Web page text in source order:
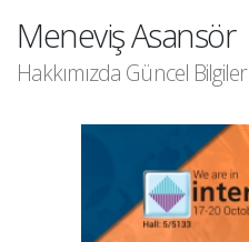
Meneviş Asansör
Hakkımızda Güncel Bilgiler